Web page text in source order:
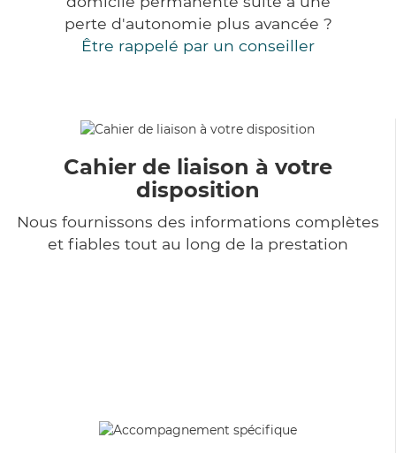
perte d'autonomie plus avancée ?
Être rappelé par un conseiller
Cahier de liaison à votre
disposition
Nous fournissons des informations complètes
et fiables tout au long de la prestation